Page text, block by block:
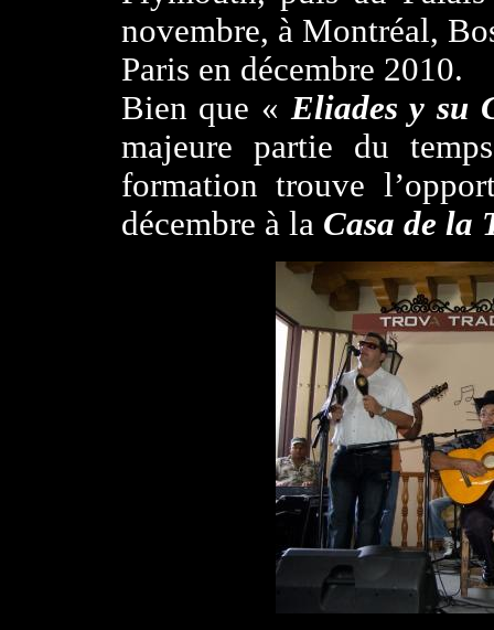
novembre, à Montréal,
Paris en décembre 2010.
Bien que «Eliades y su
majeure partie du
formation trouve
décembre à la Casa de la